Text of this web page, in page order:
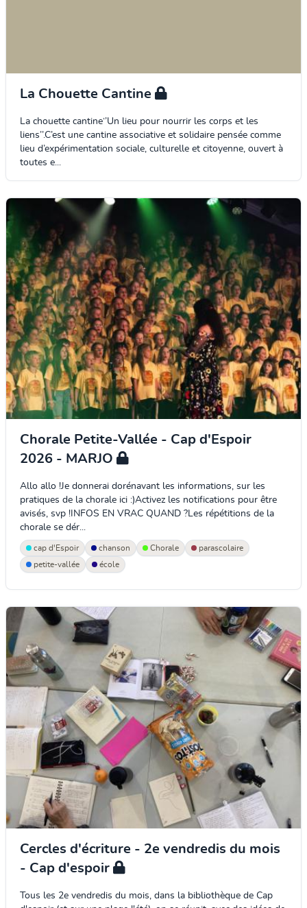
La Chouette Cantine
La chouette cantine‘’Un lieu pour nourrir les corps et les
liens’’.C’est une cantine associative et solidaire pensée comme
lieu d’expérimentation sociale, culturelle et citoyenne, ouvert à
toutes e...
Chorale Petite-Vallée - Cap d'Espoir
2026 - MARJO
Allo allo !Je donnerai dorénavant les informations, sur les
pratiques de la chorale ici :)Activez les notifications pour être
avisés, svp !INFOS EN VRAC QUAND ?Les répétitions de la
chorale se dér...
cap d'Espoir chanson Chorale
parascolaire
petite-vallée
école
Cercles d'écriture - 2e vendredis du mois
- Cap d'espoir
Tous les 2e vendredis du mois, dans la bibliothèque de Cap